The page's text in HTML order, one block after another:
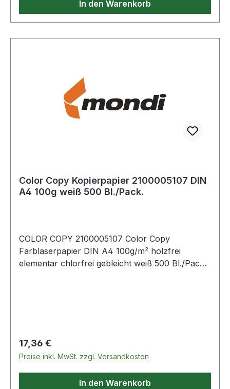
In den Warenkorb
Color Copy Kopierpapier 2100005107 DIN
A4 100g weiß 500 Bl./Pack.
COLOR COPY 2100005107 Color Copy
Farblaserpapier DIN A4 100g/m² holzfrei
elementar chlorfrei gebleicht weiß 500 Bl./Pack.
Regulärer Preis:
17,36 €
Preise inkl. MwSt. zzgl. Versandkosten
In den Warenkorb